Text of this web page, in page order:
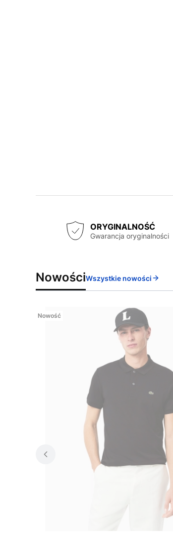
ORYGINALNOŚĆ
Gwarancja oryginalności
NowościWszystkie nowości
Nowość